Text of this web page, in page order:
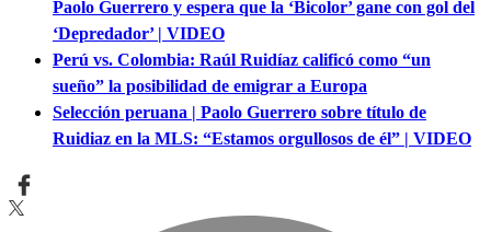
Paolo Guerrero y espera que la ‘Bicolor’ gane con gol del
‘Depredador’ | VIDEO
Perú vs. Colombia: Raúl Ruidíaz calificó como “un
sueño” la posibilidad de emigrar a Europa
Selección peruana | Paolo Guerrero sobre título de
Ruidiaz en la MLS: “Estamos orgullosos de él” | VIDEO